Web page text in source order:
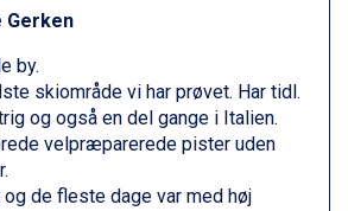
7.245
4.145
4.745
fra DKK 4.745
5.595
DKK 4.195
DKK 4.045
Gerken
by.
skiområde vi har prøvet. Har tidl.
og også en del gange i Italien.
velpræparerede pister uden
de fleste dage var med høj